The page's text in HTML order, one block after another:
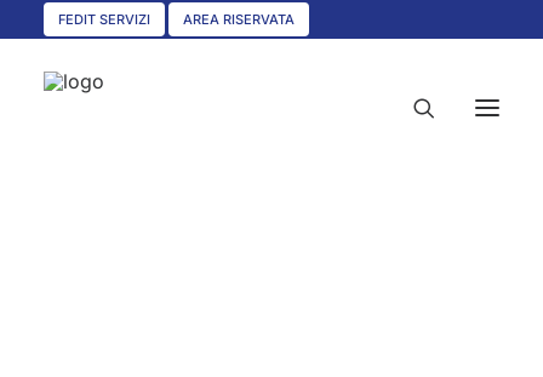
FEDIT SERVIZI AREA RISERVATA